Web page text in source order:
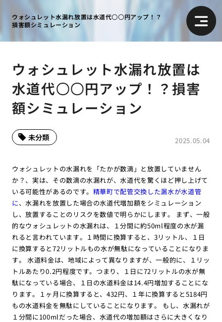
ウォシュレット水漏れ放置は水道代〇〇円アップ！？
損害額シミュレーション
ウォシュレット水漏れ放置は
水道代〇〇円アップ！？損害
額シミュレーション
2025.05.04
未分類
ウォシュレットの水漏れを「たかが数滴」と放置していません
か？、実は、その数滴の水漏れが、水道代を驚くほど押し上げて
いる可能性があるのです。 精華町で配管交換した漏水が水道管
に、水漏れを放置した場合の水道代増加額をシミュレーション
し、放置することのリスクを数値で明らかにします。 まず、一般
的なウォシュレットの水漏れは、１分間に約50ml程度の水が漏
れると言われています。１時間に換算すると、3リットル、１日
に換算すると72リットルもの水が無駄になっていることになりま
す。 水道料金は、地域によって異なりますが、一般的に、１リッ
トルあたり0.2円程度です。つまり、１日に72リットルの水が無
駄になっている場合、１日の水道料金は14.4円増加することにな
ります。１ヶ月に換算すると、432円、１年に換算すると5184円
もの水道料金を無駄にしていることになります。 もし、水漏れが
１分間に100mlだった場合、水道代の増加額はさらに大きくなり